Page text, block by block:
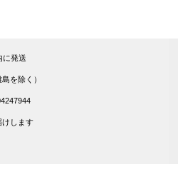
に発送
を除く）
けします